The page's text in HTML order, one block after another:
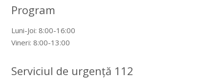
Program
Luni-Joi: 8:00-16:00
Vineri: 8:00-13:00
Serviciul de urgență 112